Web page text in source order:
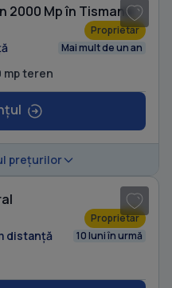
2000 Mp în Tismana
Proprietar
Mai mult de un an
mp teren
prețurilor
Proprietar
distanță 10 luni în urmă